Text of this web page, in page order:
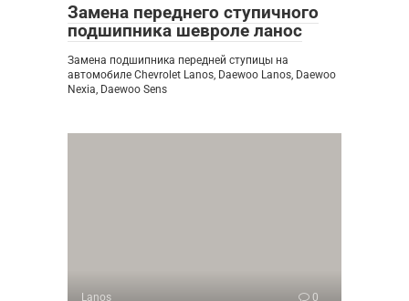
Замена переднего ступичного
подшипника шевроле ланос
Замена подшипника передней ступицы на
автомобиле Chevrolet Lanos, Daewoo Lanos, Daewoo
Nexia, Daewoo Sens
Lanos 0